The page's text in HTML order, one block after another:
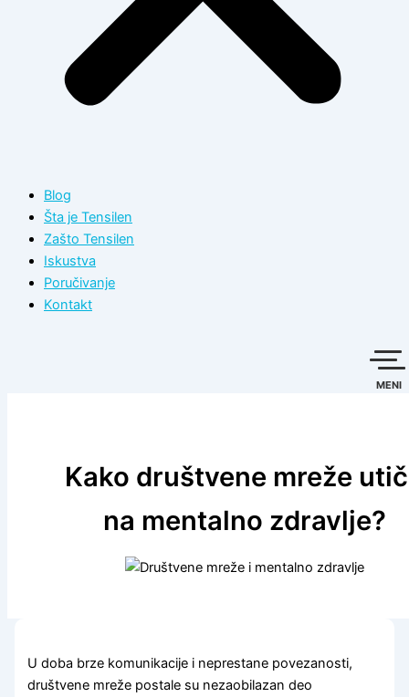
Blog
Šta je Tensilen
Zašto Tensilen
Iskustva
Poručivanje
Kontakt
MENI
Kako društvene mreže
na mentalno zdravlje?
U doba brze komunikacije i neprestane povezanosti,
društvene mreže postale su nezaobilazan deo